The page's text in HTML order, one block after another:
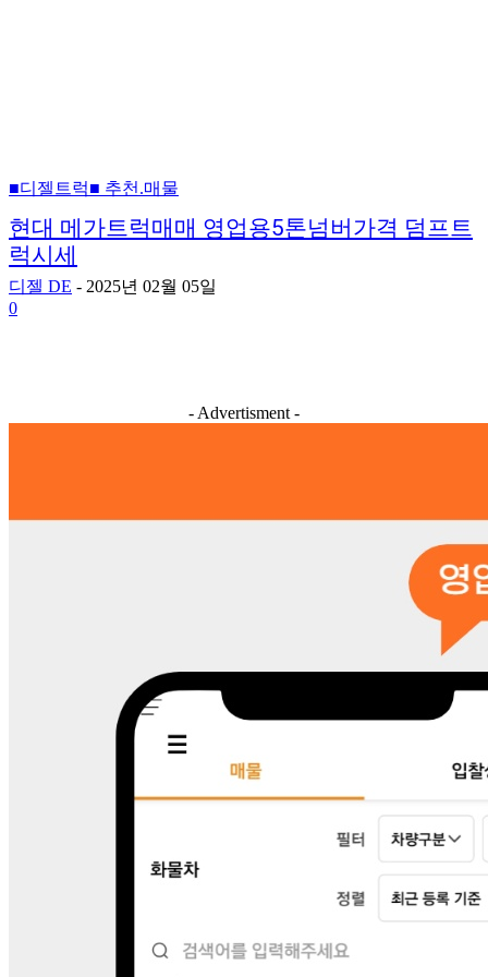
■디젤트럭■ 추천.매물
현대 메가트럭매매 영업용5톤넘버가격 덤프트
럭시세
디젤 DE - 2025년 02월 05일
0
- Advertisment -